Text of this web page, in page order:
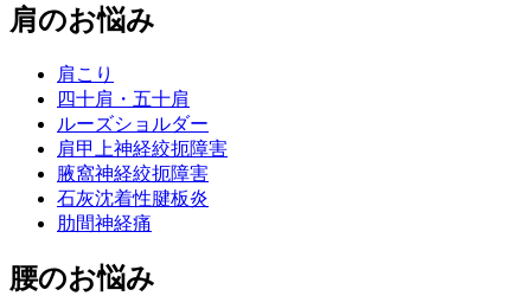
肩のお悩み
肩こり
四十肩・五十肩
ルーズショルダー
肩甲上神経絞扼障害
腋窩神経絞扼障害
石灰沈着性腱板炎
肋間神経痛
腰のお悩み